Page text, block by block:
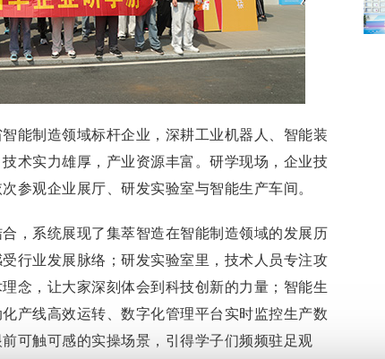
能制造领域标杆企业，深耕工业机器人、智能装
术实力雄厚，产业资源丰富。研学现场，企业技
参观企业展厅、研发实验室与智能生产车间。
，系统展现了集萃智造在智能制造领域的发展历
行业发展脉络；研发实验室里，技术人员专注攻
念，让大家深刻体会到科技创新的力量；智能生
产线高效运转、数字化管理平台实时监控生产数
可触可感的实操场景，引得学子们频频驻足观